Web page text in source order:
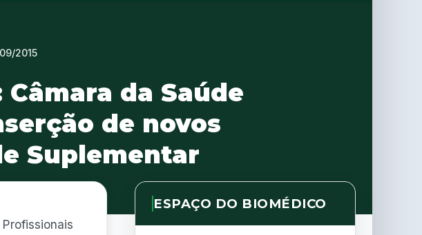
2015
da Saúde
de novos
Suplementar
ESPAÇO DO BIOMÉDICO